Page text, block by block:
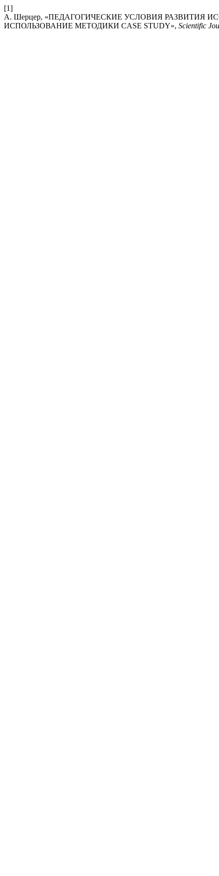
[1]
А. Шерцер, «ПЕДАГОГИЧЕСКИЕ УСЛОВИЯ РАЗВИТИЯ
ИСПОЛЬЗОВАНИЕ МЕТОДИКИ CASE STUDY», Scientific